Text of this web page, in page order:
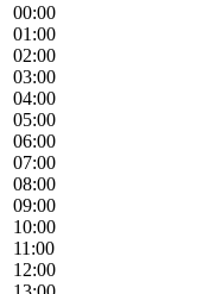
00:00
01:00
02:00
03:00
04:00
05:00
06:00
07:00
08:00
09:00
10:00
11:00
12:00